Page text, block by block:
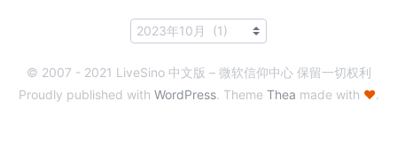
© 2007 - 2021 LiveSino 中文版 – 微软信仰中心 保留一切权利
Proudly published with WordPress. Theme Thea made with ♥.